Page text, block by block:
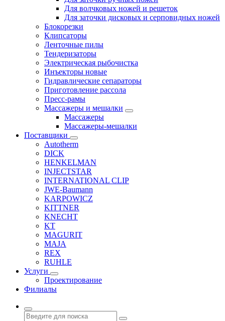
Для волчковых ножей и решеток
Для заточки дисковых и серповидных ножей
Блокорезки
Клипсаторы
Ленточные пилы
Тендеризаторы
Электрическая рыбочистка
Инъекторы новые
Гидравлические сепараторы
Приготовление рассола
Пресс-рамы
Массажеры и мешалки
Массажеры
Массажеры-мешалки
Поставщики
Autotherm
DICK
HENKELMAN
INJECTSTAR
INTERNATIONAL CLIP
JWE-Baumann
KARPOWICZ
KITTNER
KNECHT
KT
MAGURIT
MAJA
REX
RUHLE
Услуги
Проектирование
Филиалы